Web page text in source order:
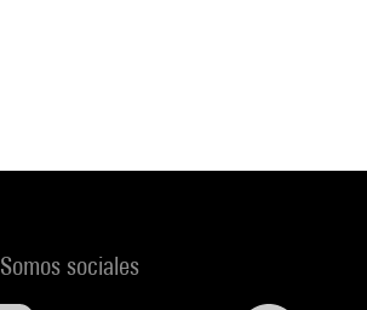
Somos sociales